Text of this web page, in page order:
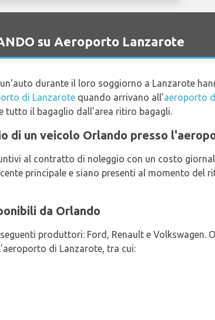
su Aeroporto Lanzarote
durante il loro soggiorno a Lanzarote
di Lanzarote quando arrivano all'aeroporto
tutto il bagaglio dall'area ritiro bagagli.
di un veicolo Orlando presso
al contratto di noleggio con un costo
principale e siano presenti al momento del
da Orlando
produttori: Ford, Renault e Volkswagen.
di Lanzarote, tra cui: